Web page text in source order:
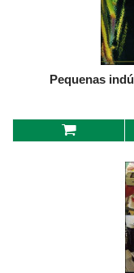
Pequenas